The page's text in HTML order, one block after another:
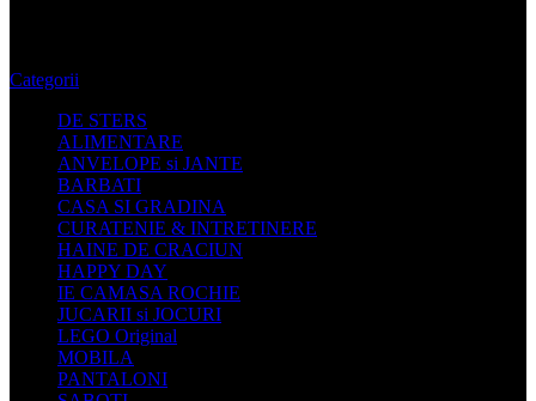
Categorii
DE STERS
ALIMENTARE
ANVELOPE si JANTE
BARBATI
CASA SI GRADINA
CURATENIE & INTRETINERE
HAINE DE CRACIUN
HAPPY DAY
IE CAMASA ROCHIE
JUCARII si JOCURI
LEGO Original
MOBILA
PANTALONI